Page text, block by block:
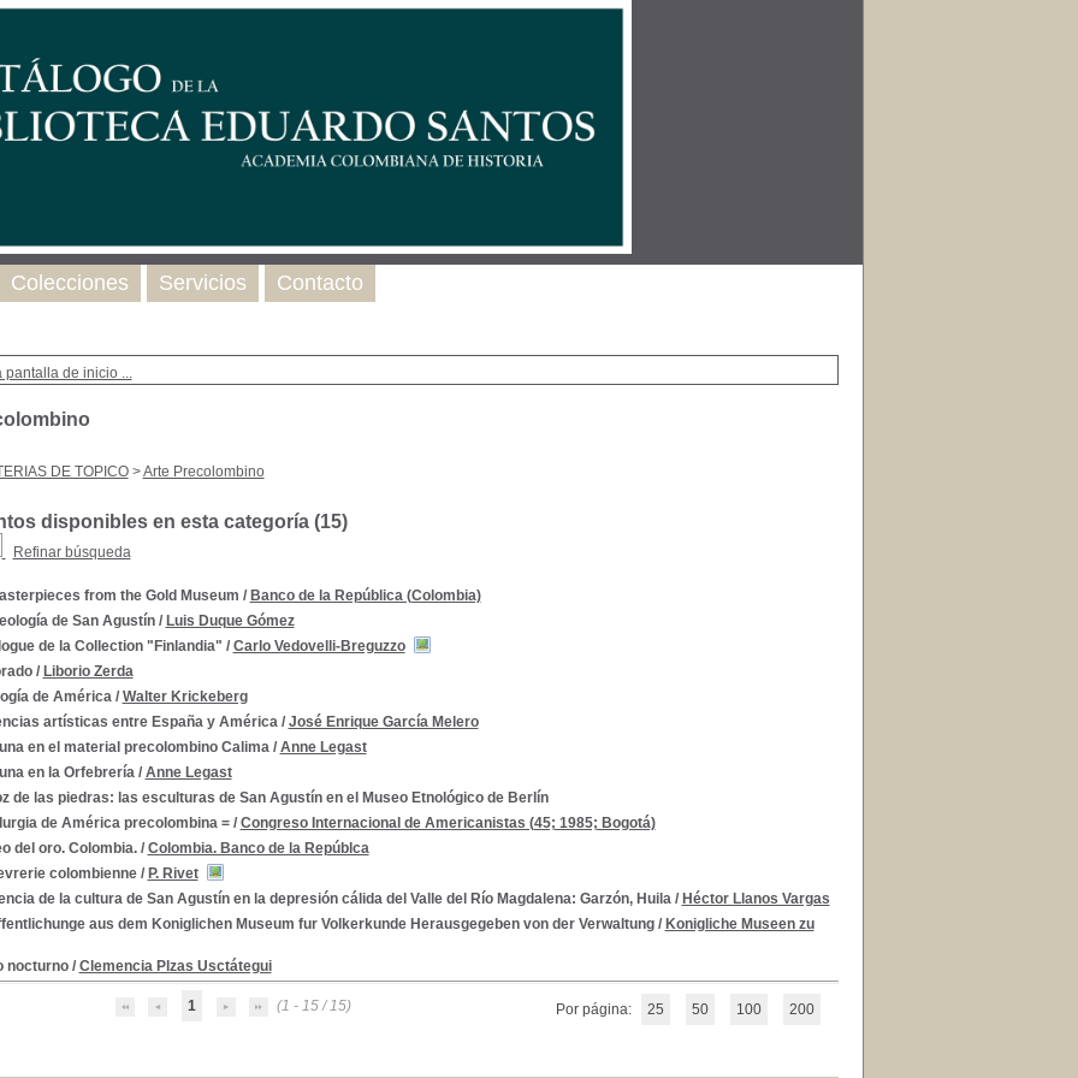
pantalla de inicio ...
DE TOPICO>Arte Precolombino
disponibles en esta categoría (15)
Refinar búsqueda
from the Gold Museum / Banco de la República (Colombia)
de San Agustín/ Luis Duque Gómez
de la Collection "Finlandia" / Carlo Vedovelli-Breguzzo
/ Liborio Zerda
de América/ Walter Krickeberg
artísticas entre España y América/ José Enrique García Melero
en el material precolombino Calima/ Anne Legast
en la Orfebrería/ Anne Legast
de las piedras: las esculturas de San Agustín en el Museo Etnológico de Berlín
de América precolombina =/ Congreso Internacional de Americanistas (45; 1985; Bogotá)
del oro. Colombia./ Colombia. Banco de la Repúblca
colombienne/ P. Rivet
de la cultura de San Agustín en la depresión cálida del Valle del Río Magdalena: Garzón, Huila/ Héctor Llanos Vargas
aus dem Koniglichen Museum fur Volkerkunde Herausgegeben von der Verwaltung/ Konigliche Museen zu
nocturno / Clemencia Plzas Usctátegui
1 (1 - 15 / 15) Por página: 25 50 100 200
Colecciones Servicios Contacto